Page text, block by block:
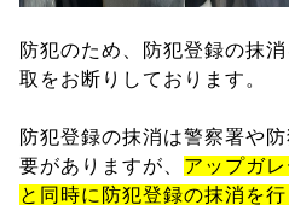
防犯のため、防犯登録の抹
取をお断りしております。
防犯登録の抹消は警察署や
要がありますが、 アップガ
と同時に防犯登録の抹消を